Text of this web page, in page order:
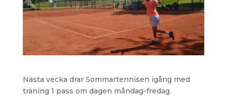
Nästa vecka drar Sommartennisen igång med
träning 1 pass om dagen måndag-fredag.